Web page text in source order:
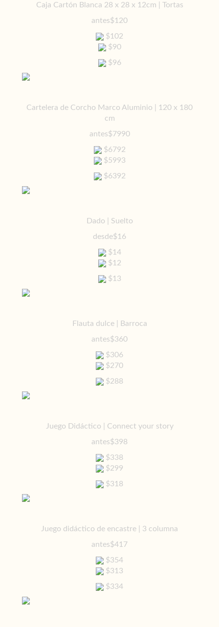
Caja Cartón Blanca 28 x 28 x 12cm | Tortas
antes$120
$102
$90
$96
Cartelera de Corcho Marco Aluminio | 120 x 180
cm
antes$7990
$6792
$5993
$6392
Dado | Suelto
desde$16
$14
$12
$13
Flauta dulce | Barroca
antes$360
$306
$270
$288
Juego Didáctico | Connect your story
antes$398
$338
$299
$318
Juego didáctico de encastre | 3 columna
antes$417
$354
$313
$334